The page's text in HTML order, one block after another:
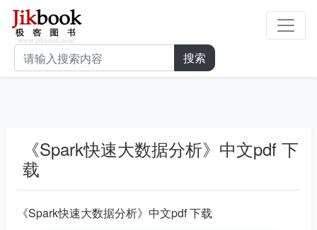
搜索
《Spark快速大数据分析》中文pdf 下
载